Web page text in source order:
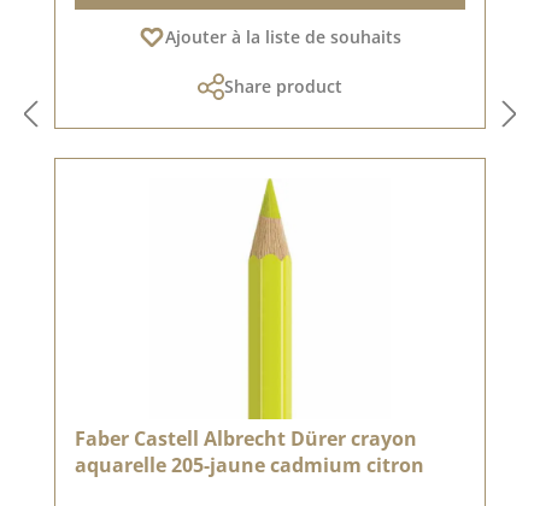
Ajouter à la liste de souhaits
Share product
Faber Castell Albrecht Dürer crayon
aquarelle 205-jaune cadmium citron